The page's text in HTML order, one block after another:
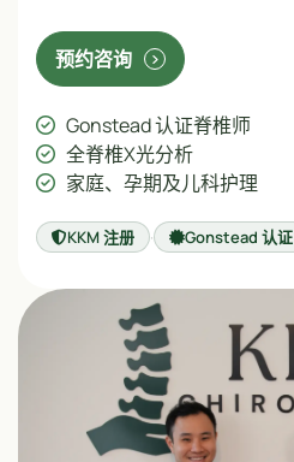
预约咨询
Gonstead 认证脊椎师
全脊椎X光分析
家庭、孕期及儿科护理
KKM 注册 · Gonstead 认证